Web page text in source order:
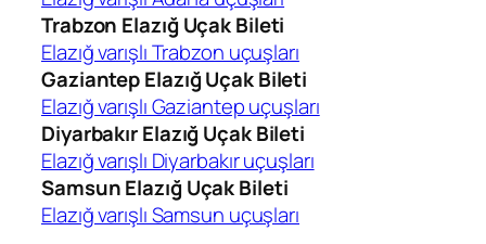
Trabzon Elazığ Uçak Bileti
Elazığ varışlı Trabzon uçuşları
Gaziantep Elazığ Uçak Bileti
Elazığ varışlı Gaziantep uçuşları
Diyarbakır Elazığ Uçak Bileti
Elazığ varışlı Diyarbakır uçuşları
Samsun Elazığ Uçak Bileti
Elazığ varışlı Samsun uçuşları